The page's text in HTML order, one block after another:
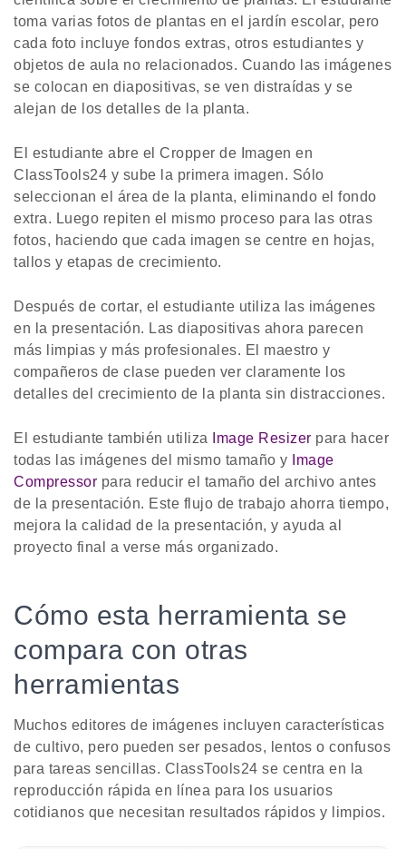
toma varias fotos de plantas en el jardín escolar, pero
cada foto incluye fondos extras, otros estudiantes y
objetos de aula no relacionados. Cuando las imágenes
se colocan en diapositivas, se ven distraídas y se
alejan de los detalles de la planta.
El estudiante abre el Cropper de Imagen en
ClassTools24 y sube la primera imagen. Sólo
seleccionan el área de la planta, eliminando el fondo
extra. Luego repiten el mismo proceso para las otras
fotos, haciendo que cada imagen se centre en hojas,
tallos y etapas de crecimiento.
Después de cortar, el estudiante utiliza las imágenes
en la presentación. Las diapositivas ahora parecen
más limpias y más profesionales. El maestro y
compañeros de clase pueden ver claramente los
detalles del crecimiento de la planta sin distracciones.
El estudiante también utiliza Image Resizer para hacer
todas las imágenes del mismo tamaño y
Image
Compressor para reducir el tamaño del archivo antes
de la presentación. Este flujo de trabajo ahorra tiempo,
mejora la calidad de la presentación, y ayuda al
proyecto final a verse más organizado.
Cómo esta herramienta se
compara con otras
herramientas
Muchos editores de imágenes incluyen características
de cultivo, pero pueden ser pesados, lentos o confusos
para tareas sencillas. ClassTools24 se centra en la
reproducción rápida en línea para los usuarios
cotidianos que necesitan resultados rápidos y limpios.